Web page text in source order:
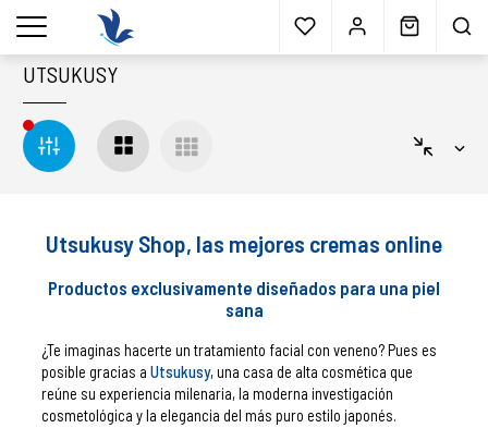
Envío gratisa partir 40€* Muestras gratis Blog
menu
UTSUKUSY
Utsukusy Shop, las mejores cremas online
Productos exclusivamente diseñados para una piel
sana
¿Te imaginas hacerte un tratamiento facial con veneno? Pues es
posible gracias aUtsukusy, una casa de alta cosmética que
reúne su experiencia milenaria, la moderna investigación
cosmetológica y la elegancia del más puro estilo japonés.